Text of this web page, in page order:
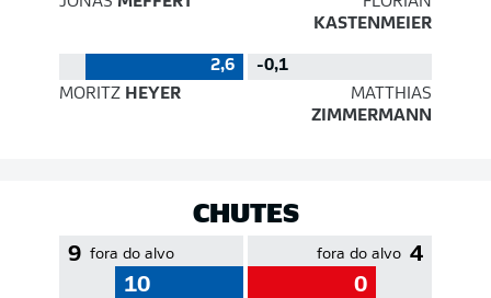
KASTENMEIER
2,6
-0,1
MORITZ HEYER
MATTHIAS
ZIMMERMANN
CHUTES
9 fora do alvo
10
4
fora do alvo
0